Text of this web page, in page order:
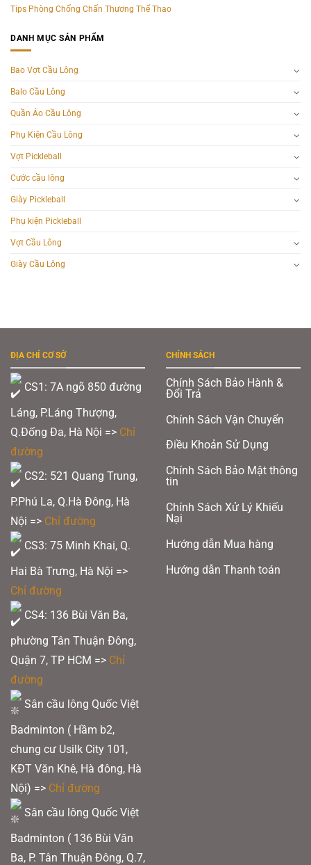
Tips Phòng Chống Chấn Thương Thể Thao
DANH MỤC SẢN PHẨM
Bao Vợt Cầu Lông
Balo Cầu Lông
Quần Áo Cầu Lông
Phụ Kiện Cầu Lông
Vợt Pickleball
Cước cầu lông
Giày Pickleball
Phụ kiện Pickleball
Vợt Cầu Lông
Giày Cầu Lông
ĐỊA CHỈ CƠ SỞ
CS1: 7A ngõ 850 đường
Láng, P.Láng Thượng,
Q.Đống Đa, Hà Nội => Chỉ
đường
CS2: 521 Quang Trung,
P.Phú La, Q.Hà Đông, Hà
Nội => Chỉ đường
CS3: 75 Minh Khai, Q.
Hai Bà Trưng, Hà Nội =>
Chỉ đường
CS4: 136 Bùi Văn Ba,
phường Tân Thuận Đông,
Quận 7, TP HCM => Chỉ
đường
Sân cầu lông Quốc Việt
Badminton ( Hầm b2,
chung cư Usilk City 101,
KĐT Văn Khê, Hà đông, Hà
Nội) => Chỉ đường
Sân cầu lông Quốc Việt
Badminton ( 136 Bùi Văn
Ba, P. Tân Thuận Đông, Q.7,
CHÍNH SÁCH
Chính Sách Bảo Hành &
Đổi Trả
Chính Sách Vận Chuyển
Điều Khoản Sử Dụng
Chính Sách Bảo Mật thông
tin
Chính Sách Xử Lý Khiếu
Nại
Hướng dẫn Mua hàng
Hướng dẫn Thanh toán